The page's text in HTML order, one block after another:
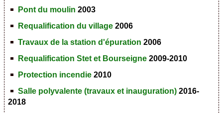
Pont du moulin 2003
Requalification du village 2006
Travaux de la station d'épuration 2006
Requalification Stet et Bourseigne 2009-2010
Protection incendie 2010
Salle polyvalente (travaux et inauguration) 2016-
2018